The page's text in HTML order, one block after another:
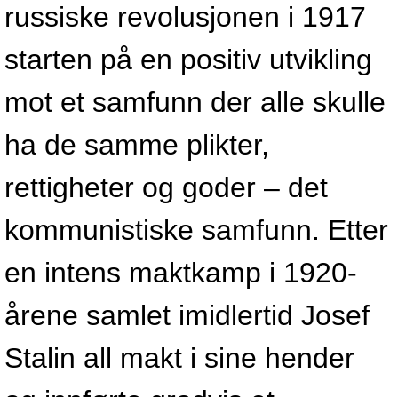
russiske revolusjonen i 1917
starten på en positiv utvikling
mot et samfunn der alle skulle
ha de samme plikter,
rettigheter og goder – det
kommunistiske samfunn. Etter
en intens maktkamp i 1920-
årene samlet imidlertid Josef
Stalin all makt i sine hender